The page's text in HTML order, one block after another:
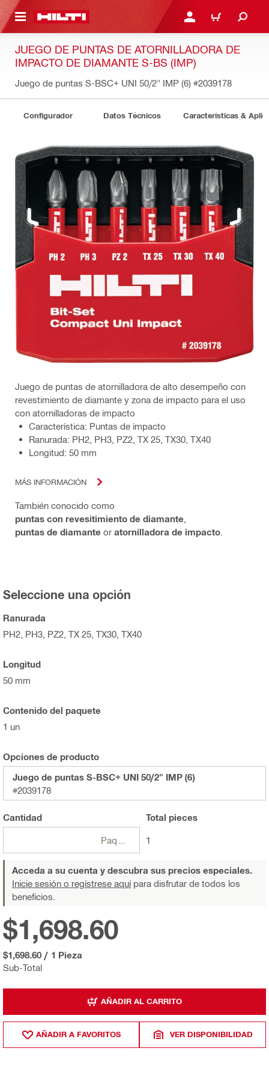
PRINCIPAL INICIE SESIÓN O
CARRITO
JUEGO DE PUNTAS DE ATORNILLADORA DE
IMPACTO DE DIAMANTE S-BS (IMP)
Juego de puntas S-BSC+ UNI 50/2" IMP (6) #2039178
Configurador Datos Técnicos Características &
Juego de puntas de atornilladora de alto desempeño con
revestimiento de diamante y zona de impacto para el uso
con atornilladoras de impacto
Característica: Puntas de impacto
Ranurada: PH2, PH3, PZ2, TX 25, TX30, TX40
Longitud: 50 mm
MÁS INFORMACIÓN
También conocido como
puntas con revesitimiento de diamante
puntas de diamante or atornilladora de impacto
Seleccione una opción
Ranurada
PH2, PH3, PZ2, TX 25, TX30, TX40
Longitud
50 mm
Contenido del paquete
1 un
Opciones de producto
Juego de puntas S-BSC+ UNI 50/2" IMP (6)
#2039178
Cantidad Total pieces
1
Acceda a su cuenta y descubra sus precios especiales.
Inicie sesión o regístrese aquípara disfrutar de todos los
beneficios.
Sub-Total
$1,698.60
$1,698.60 / 1 Pieza
AÑADIR AL CARRITO
AÑADIR A FAVORITOS VER DISPONIBILIDAD